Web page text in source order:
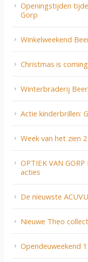
Openingstijden
Gorp
Winkelweekend
Christmas is coming
Winterbraderij
Actie kinderbrillen:
Week van het zien
OPTIEK VAN
acties
De nieuwste
Nieuwe Theo
Opendeuweekend